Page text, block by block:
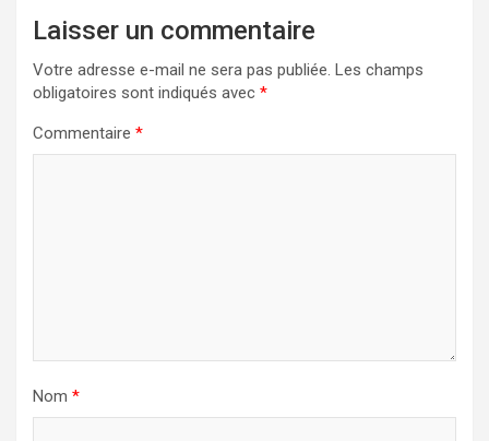
Laisser un commentaire
Votre adresse e-mail ne sera pas publiée. Les champs
obligatoires sont indiqués avec *
Commentaire *
Nom *